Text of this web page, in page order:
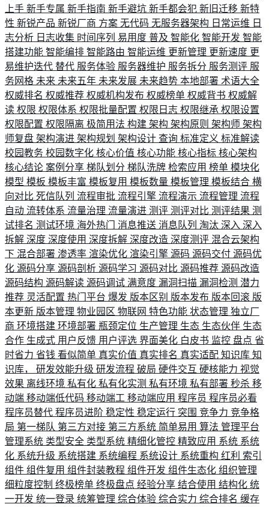
上手 新手专属 新手指南 新手避坑 新手都会犯 新旧迁移 新特
性 新锐产品 新锐厂商 方案 无代码 无服务器架构 日常运维 日
志分析 日志收集 时间序列 易用度 普及 智能化 智能开发 智能
搭建功能 智能编排 智能路由 智能运维 更新管理 更新速度 更
易维护迭代 替代 服务体验 服务器维护 服务拆分 服务测评 服
务网格 未来 未来五年 未来发展 未来趋势 本地部署 术语大全
权威排名 权威推荐 权威机构发布 权威榜单 权威背书 权威解
读 权限 权限体系 权限批量配置 权限日志 权限继承 权限设置
权限配置 权限隔离 极简用法 构建 架构 架构原则 架构师 架构
师复盘 架构演进 架构规划 架构设计 查询 标准定义 标准解读
校园教务 校园数字化 核心价值 核心功能 核心指标 核心架构
核心结论 案例分享 梯队划分 梯队洗牌 检索应用 榜单 模块化
模型 模板 模板丰富 模板复用 模板数量 模板管理 模板结合 横
向对比 死信队列 流程审批 流程引擎 流程演示 流程管理 流程
自动 流转体系 流量治理 流量演进 测评 测评对比 测评结果 测
试排名 测试环境 海外热门 消息推送 消息队列 淘汰 深入 深入
拆解 深度 深度使用 深度拆解 深度改造 深度测评 混合云架构
下 混合部署 渗透率 渲染优化 渲染引擎 源码 源码交付 源码优
化 源码分享 源码剖析 源码学习 源码对比 源码推荐 源码改造
源码结构 源码解读 源码调试 满意度 漏洞扫描 漏洞检测 潜力
推荐 灵活配置 热门平台 爆发 版本区别 版本发布 版本回滚 版
本更新 版本管理 物业园区 物联网 特色功能 状态管理 独立厂
商 环境搭建 环境部署 瓶颈定位 生产管理 生态 生态伙伴 生态
合作 生成式 用户反馈 用户评选 界面美化 白皮书 监控 盘点 省
时省力 省钱 看似简单 真实价值 真实排名 真实适配 知识库 知
识库， 研发效能升级 研发流程 破局 硬件交互 硬核能力 视觉
效果 离线环境 私有化 私有化实测 私有环境 私有部署 秒杀 移
动端 移动端低代码 移动端工 移动端应用 程序员 程序员必看
程序员替代 程序员进阶 稳定性 稳定运行 突围 竞争力 竞争格
局 第一梯队 第三方对接 第三方系统 简单易用 算法 管理平台
管理系统 类型安全 类型系统 精细化管控 精致应用 系统 系统
化 系统升级 系统搭建 系统编程 系统设计 系统重构 红利 索引
组件 组件复用 组件封装教程 组件开发 组件生态化 组织管理
细粒度控制 终极榜单 终极盘点 经验分享 结合使用 结构化 统
一开发 统一登录 统筹管理 综合体验 综合实力 综合排名 缓存